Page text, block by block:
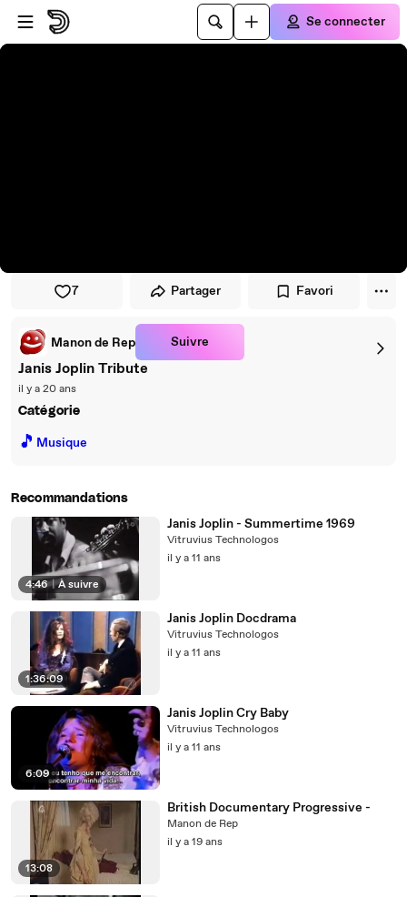
Passer au player
Passer au contenu principal
Se connecter
7 Partager Favori
Manon de Rep Suivre
Janis Joplin Tribute
il y a 20 ans
Catégorie
🎵 Musique
Recommandations
4:46 | À suivre
Janis Joplin - Summertime 1969
Vitruvius Technologos
il y a 11 ans
1:36:09
Janis Joplin Docdrama
Vitruvius Technologos
il y a 11 ans
6:09
Janis Joplin Cry Baby
Vitruvius Technologos
il y a 11 ans
13:08
British Documentary Progressive -
Manon de Rep
il y a 19 ans